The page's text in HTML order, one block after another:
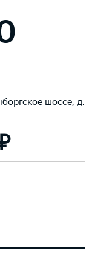
шоссе, д.